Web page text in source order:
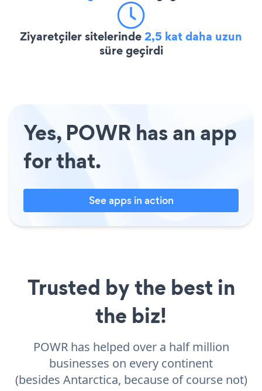
Ziyaretçiler sitelerinde2,5 kat daha uzun
süre geçirdi
Yes, POWR has an app
for that.
See apps in action
Trusted by the best in
the biz!
POWR has helped over a half million
businesses on every continent
(besides Antarctica, because of course not)